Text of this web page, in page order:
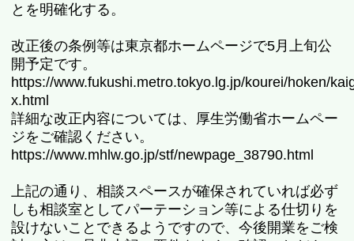
とを明確化する。
改正後の条例等は東京都ホームページで5月上旬公
開予定です。
https://www.fukushi.metro.tokyo.lg.jp/kourei/hoken/
x.html
詳細な改正内容については、厚生労働省ホームペー
ジをご確認ください。
https://www.mhlw.go.jp/stf/newpage_38790.html
上記の通り、相談スペースが確保されていれば必ず
しも相談室としてパーテーション等による仕切りを
設けないことできるようですので、今後開業をご検